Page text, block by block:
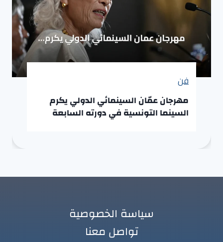
فن
مهرجان عمّان السينمائي الدولي يكرم
السينما التونسية في دورته السابعة
سياسة الخصوصية
تواصل معنا